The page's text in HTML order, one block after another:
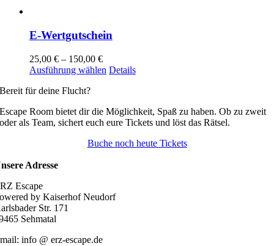
E-Wertgutschein
25,00 € – 150,00 €
Ausführung wählen Dieses
Varianten
auf.
Optionen
gewählt
Details
Bereit für deine Flucht?
Escape Room bietet dir die Möglichkeit, Spaß zu haben. Ob zu zweit
oder als Team, sichert euch eure Tickets und löst das Rätsel.
Buche noch heute Tickets
Adresse
Escape
by Kaiserhof Neudorf
Str. 171
Sehmatal
info @ erz-escape.de